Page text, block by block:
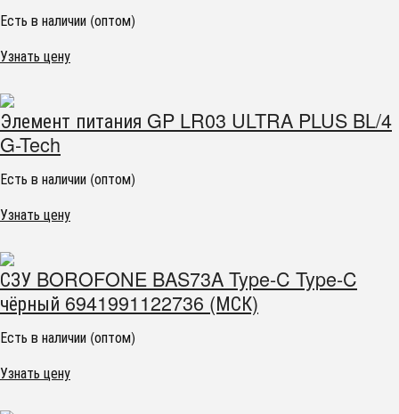
Есть в наличии (оптом)
Узнать цену
Элемент питания GP LR03 ULTRA PLUS BL/4
G-Tech
Есть в наличии (оптом)
Узнать цену
СЗУ BOROFONE BAS73A Type-C Type-C
чёрный 6941991122736 (МСК)
Есть в наличии (оптом)
Узнать цену